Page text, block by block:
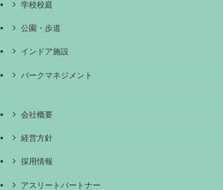
学校校庭
公園・歩道
インドア施設
パークマネジメント
会社概要
経営方針
採用情報
アスリートパートナー